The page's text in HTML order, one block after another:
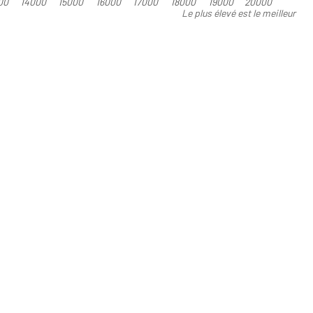
Le plus élevé est le meilleur